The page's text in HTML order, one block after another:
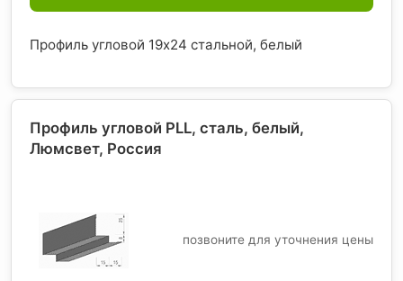
Профиль угловой 19х24 стальной, белый
Профиль угловой PLL, сталь, белый,
Люмсвет, Россия
позвоните для уточнения цены